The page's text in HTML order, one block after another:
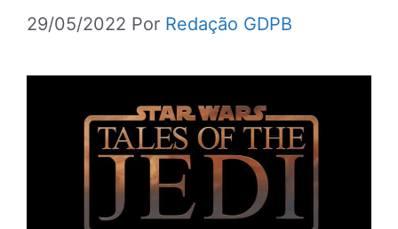
29/05/2022 Por Redação GDPB